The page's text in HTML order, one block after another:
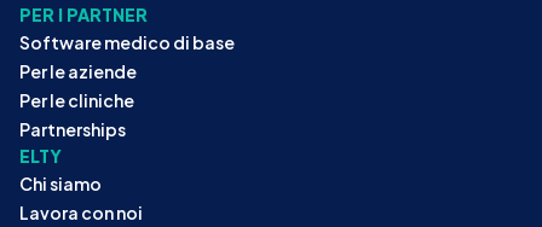
PER I PARTNER
Software medico di base
Per le aziende
Per le cliniche
Partnerships
ELTY
Chi siamo
Lavora con noi